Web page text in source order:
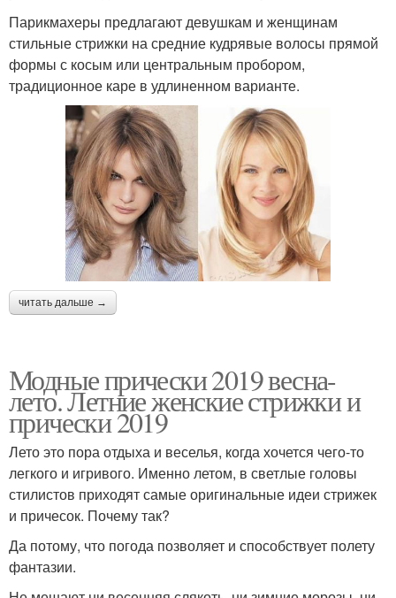
Парикмахеры предлагают девушкам и женщинам
стильные стрижки на средние кудрявые волосы прямой
формы с косым или центральным пробором,
традиционное каре в удлиненном варианте.
читать дальше →
Модные прически 2019 весна-
лето. Летние женские стрижки и
прически 2019
Лето это пора отдыха и веселья, когда хочется чего-то
легкого и игривого. Именно летом, в светлые головы
стилистов приходят самые оригинальные идеи стрижек
и причесок. Почему так?
Да потому, что погода позволяет и способствует полету
фантазии.